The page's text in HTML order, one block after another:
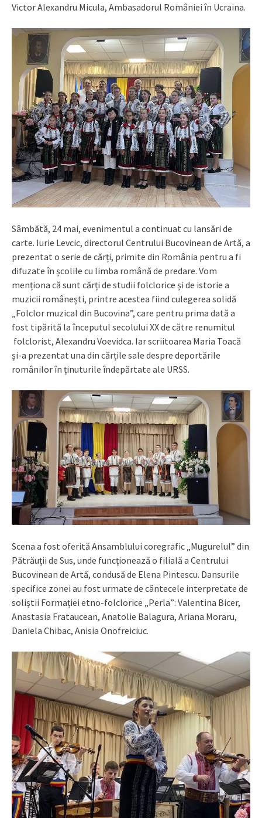
Victor Alexandru Micula, Ambasadorul României în Ucraina.
Sâmbătă, 24 mai, evenimentul a continuat cu lansări de
carte. Iurie Levcic, directorul Centrului Bucovinean de Artă, a
prezentat o serie de cărți, primite din România pentru a fi
difuzate în școlile cu limba română de predare. Vom
menționa că sunt cărți de studii folclorice și de istorie a
muzicii românești, printre acestea fiind culegerea solidă
„Folclor muzical din Bucovina”, care pentru prima dată a
fost tipărită la începutul secolului XX de către renumitul
folclorist, Alexandru Voevidca. Iar scriitoarea Maria Toacă
și-a prezentat una din cărțile sale despre deportările
românilor în ținuturile îndepărtate ale URSS.
Scena a fost oferită Ansamblului coregrafic „Mugurelul” din
Pătrăuții de Sus, unde funcționează o filială a Centrului
Bucovinean de Artă, condusă de Elena Pintescu. Dansurile
specifice zonei au fost urmate de cântecele interpretate de
soliștii Formației etno-folclorice „Perla”: Valentina Bicer,
Anastasia Frataucean, Anatolie Balagura, Ariana Moraru,
Daniela Chibac, Anisia Onofreiciuc.